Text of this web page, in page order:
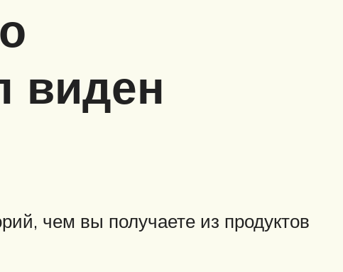
виден
чем вы получаете из продуктов